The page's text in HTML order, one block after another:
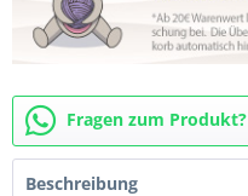
Fragen zum Produkt?
Beschreibung